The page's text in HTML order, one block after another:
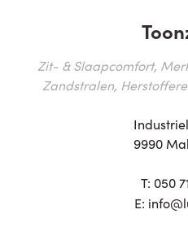
Zit- & Slaapcomfort,
Zandstralen,
9990
T: 050
E: